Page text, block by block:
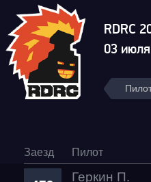
RDRC
03
Заезд Пилот
Геркин П.